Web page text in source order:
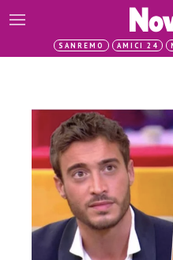
SANREMO AMICI 24